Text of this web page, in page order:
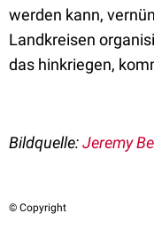
werden kann,
Landkreisen
das hinkriegen,
Bildquelle:Jeremy
© Copyright